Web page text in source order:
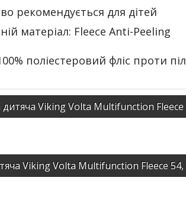
рекомендується для дітей
матеріал: Fleece Anti-Peeling
поліестеровий фліс проти
дитяча Viking Volta Multifunction Fleece
Viking Volta Multifunction Fleece